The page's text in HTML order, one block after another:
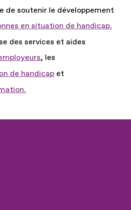
de soutenir le développement
en situation de handicap.
des services et aides
, les
de handicap et